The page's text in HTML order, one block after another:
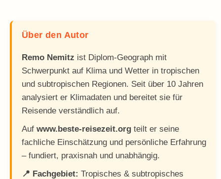
Über den Autor
Remo Nemitz ist Diplom-Geograph mit
Schwerpunkt auf Klima und Wetter in tropischen
und subtropischen Regionen. Seit über 10 Jahren
analysiert er Klimadaten und bereitet sie für
Reisende verständlich auf.
Auf www.beste-reisezeit.org teilt er seine
fachliche Einschätzung und persönliche Erfahrung
– fundiert, praxisnah und unabhängig.
📍 Fachgebiet: Tropisches & subtropisches